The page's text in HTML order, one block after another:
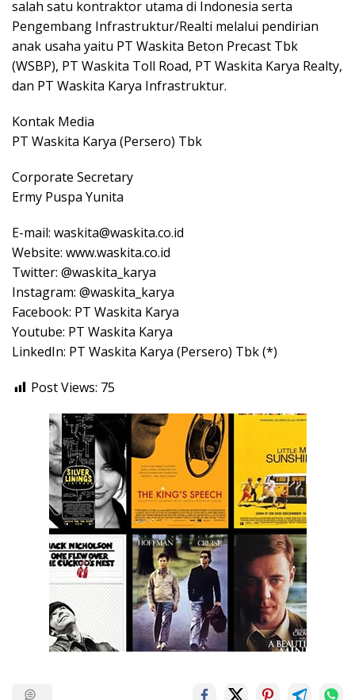
salah satu kontraktor utama di Indonesia serta
Pengembang Infrastruktur/Realti melalui pendirian
anak usaha yaitu PT Waskita Beton Precast Tbk
(WSBP), PT Waskita Toll Road, PT Waskita Karya Realty,
dan PT Waskita Karya Infrastruktur.
Kontak Media
PT Waskita Karya (Persero) Tbk
Corporate Secretary
Ermy Puspa Yunita
E-mail: waskita@waskita.co.id
Website: www.waskita.co.id
Twitter: @waskita_karya
Instagram: @waskita_karya
Facebook: PT Waskita Karya
Youtube: PT Waskita Karya
LinkedIn: PT Waskita Karya (Persero) Tbk (*)
Post Views: 75